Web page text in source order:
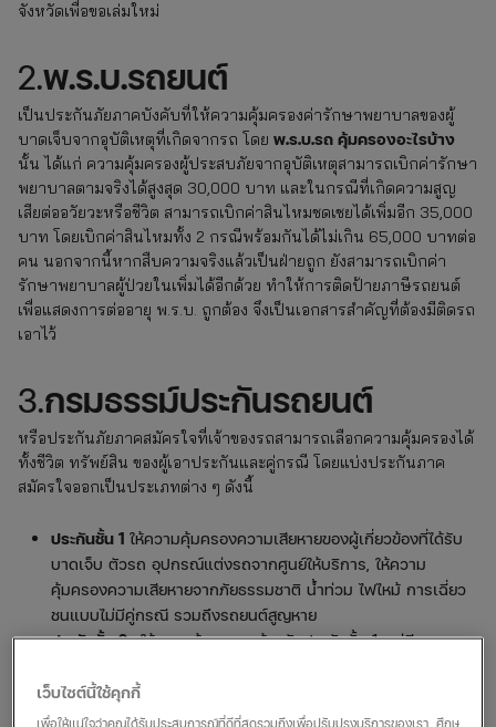
จังหวัดเพื่อขอเล่มใหม่
2.พ.ร.บ.รถยนต์
เป็นประกันภัยภาคบังคับที่ให้ความคุ้มครองค่ารักษาพยาบาลของผู้
บาดเจ็บจากอุบัติเหตุที่เกิดจากรถ โดย พ.ร.บ.รถ คุ้มครองอะไรบ้าง
นั้น ได้แก่ ความคุ้มครองผู้ประสบภัยจากอุบัติเหตุสามารถเบิกค่ารักษา
พยาบาลตามจริงได้สูงสุด 30,000 บาท และในกรณีที่เกิดความสูญ
เสียต่ออวัยวะหรือชีวิต สามารถเบิกค่าสินไหมชดเชยได้เพิ่มอีก 35,000
บาท โดยเบิกค่าสินไหมทั้ง 2 กรณีพร้อมกันได้ไม่เกิน 65,000 บาทต่อ
คน นอกจากนี้หากสืบความจริงแล้วเป็นฝ่ายถูก ยังสามารถเบิกค่า
รักษาพยาบาลผู้ป่วยในเพิ่มได้อีกด้วย ทำให้การติดป้ายภาษีรถยนต์
เพื่อแสดงการต่ออายุ พ.ร.บ. ถูกต้อง จึงเป็นเอกสารสำคัญที่ต้องมีติดรถ
เอาไว้
3.กรมธรรม์ประกันรถยนต์
หรือประกันภัยภาคสมัครใจที่เจ้าของรถสามารถเลือกความคุ้มครองได้
ทั้งชีวิต ทรัพย์สิน ของผู้เอาประกันและคู่กรณี โดยแบ่งประกันภาค
สมัครใจออกเป็นประเภทต่าง ๆ ดังนี้
ประกันชั้น 1 ให้ความคุ้มครองความเสียหายของผู้เกี่ยวข้องที่ได้รับ
บาดเจ็บ ตัวรถ อุปกรณ์แต่งรถจากศูนย์ให้บริการ, ให้ความ
คุ้มครองความเสียหายจากภัยธรรมชาติ น้ำท่วม ไฟไหม้ การเฉี่ยว
ชนแบบไม่มีคู่กรณี รวมถึงรถยนต์สูญหาย
ประกันชั้น 2+ให้ความคุ้มครองคล้ายกับประกันชั้น 1 แต่มีความ
ความเสียหายของตัวรถและอุปกรณ์แต่งรถจากศูนย์ในกรณีที่เฉี่ยว
ชนกับยานพาหนะทางบกที่มีเครื่องยนต์ รวมถึงความเสียหายของ
เว็บไซต์นี้ใช้คุกกี้
เพื่อให้แน่ใจว่าคุณได้รับประสบการณ์ที่ดีที่สุดรวมถึงเพื่อปรับปรุงบริการของเรา ศึกษ